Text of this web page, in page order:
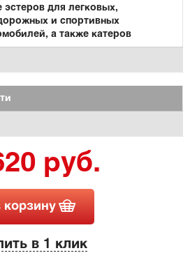
эстеров для легковых,
и спортивных
а также катеров
руб.
корзину
в 1 клик